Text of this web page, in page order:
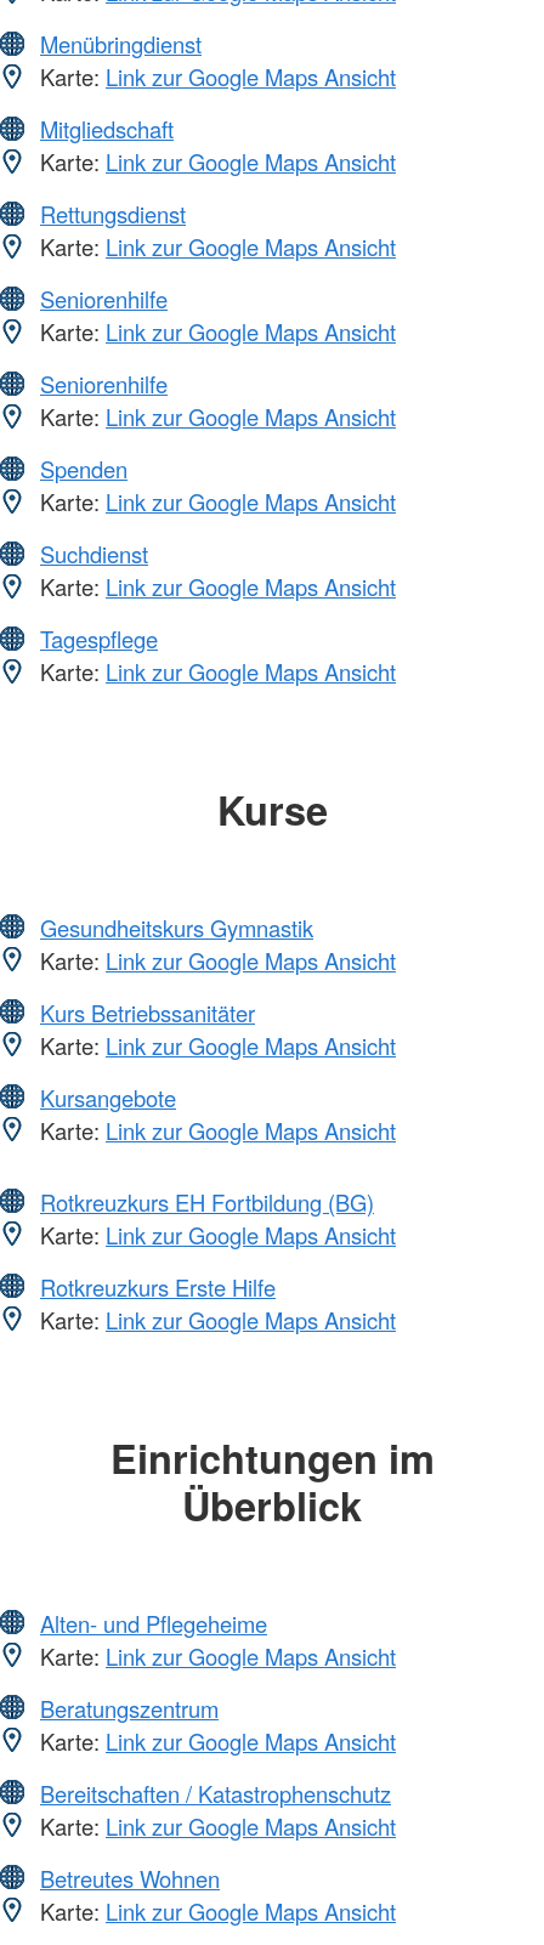
Menübringdienst
Karte: Link zur Google Maps Ansicht
Mitgliedschaft
Karte: Link zur Google Maps Ansicht
Rettungsdienst
Karte: Link zur Google Maps Ansicht
Seniorenhilfe
Karte: Link zur Google Maps Ansicht
Seniorenhilfe
Karte: Link zur Google Maps Ansicht
Spenden
Karte: Link zur Google Maps Ansicht
Suchdienst
Karte: Link zur Google Maps Ansicht
Tagespflege
Karte: Link zur Google Maps Ansicht
Kurse
Gesundheitskurs Gymnastik
Karte: Link zur Google Maps Ansicht
Kurs Betriebssanitäter
Karte: Link zur Google Maps Ansicht
Kursangebote
Karte: Link zur Google Maps Ansicht
Rotkreuzkurs EH Fortbildung (BG)
Karte: Link zur Google Maps Ansicht
Rotkreuzkurs Erste Hilfe
Karte: Link zur Google Maps Ansicht
Einrichtungen im
Überblick
Alten- und Pflegeheime
Karte: Link zur Google Maps Ansicht
Beratungszentrum
Karte: Link zur Google Maps Ansicht
Bereitschaften / Katastrophenschutz
Karte: Link zur Google Maps Ansicht
Betreutes Wohnen
Karte: Link zur Google Maps Ansicht